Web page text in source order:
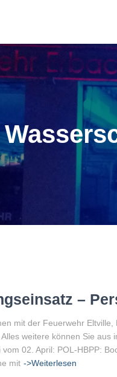
–
mit der Feuerwehr
weitere können Sie
02. April: POL-HBPP:
mit ->Weiterlesen